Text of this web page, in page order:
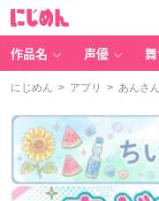
作品名 声優
にじめん > アプリ > あんさ